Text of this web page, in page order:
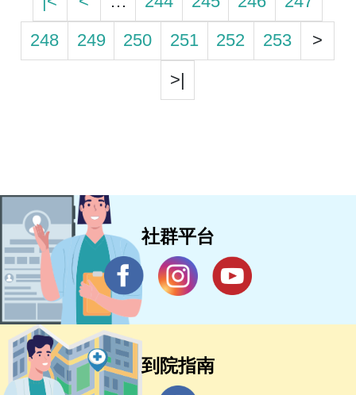
248
249 250 251 252 253
>
>|
社群平台
到院指南